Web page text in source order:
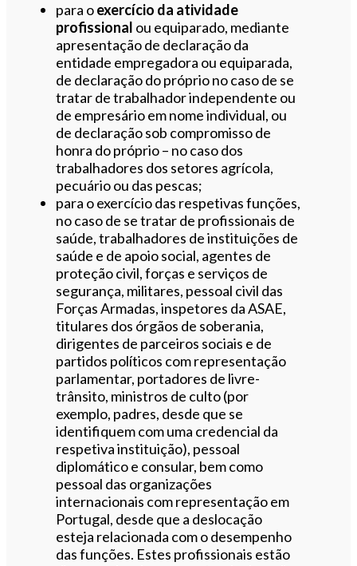
para oexercício da atividade
profissional ou equiparado, mediante
apresentação de declaração da
entidade empregadora ou equiparada,
de declaração do próprio no caso de se
tratar de trabalhador independente ou
de empresário em nome individual, ou
de declaração sob compromisso de
honra do próprio – no caso dos
trabalhadores dos setores agrícola,
pecuário ou das pescas;
para o exercício das respetivas funções,
no caso de se tratar de profissionais de
saúde, trabalhadores de instituições de
saúde e de apoio social, agentes de
proteção civil, forças e serviços de
segurança, militares, pessoal civil das
Forças Armadas, inspetores da ASAE,
titulares dos órgãos de soberania,
dirigentes de parceiros sociais e de
partidos políticos com representação
parlamentar, portadores de livre-
trânsito, ministros de culto (por
exemplo, padres, desde que se
identifiquem com uma credencial da
respetiva instituição), pessoal
diplomático e consular, bem como
pessoal das organizações
internacionais com representação em
Portugal, desde que a deslocação
esteja relacionada com o desempenho
das funções. Estes profissionais estão